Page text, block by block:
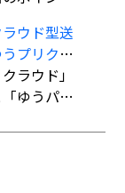
た上で、
サービス
用総額に
。
ウド型送
プリクラ
ラウド」
ゆうパケ
「指定場